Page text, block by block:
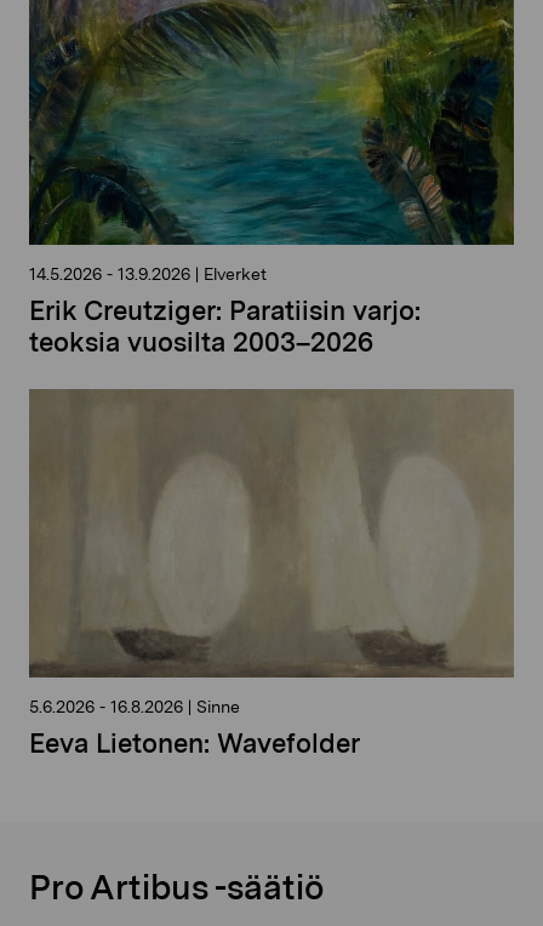
14.5.2026 - 13.9.2026 | Elverket
Erik Creutziger: Paratiisin varjo:
teoksia vuosilta 2003–2026
5.6.2026 - 16.8.2026 | Sinne
Eeva Lietonen: Wavefolder
Pro Artibus -säätiö